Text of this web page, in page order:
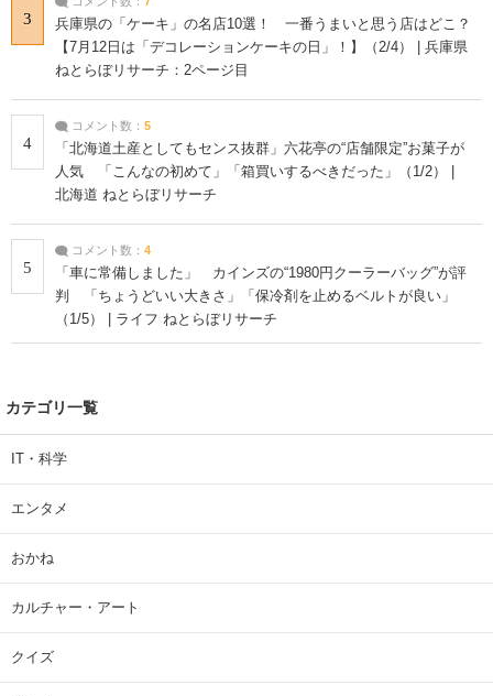
3
兵庫県の「ケーキ」の名店10選！ 一番うまいと思う店はどこ？
【7月12日は「デコレーションケーキの日」！】（2/4） | 兵庫県
ねとらぼリサーチ：2ページ目
4
コメント数： 5
「北海道土産としてもセンス抜群」六花亭の“店舗限定”お菓子が
人気 「こんなの初めて」「箱買いするべきだった」（1/2） |
北海道 ねとらぼリサーチ
5
コメント数： 4
「車に常備しました」 カインズの“1980円クーラーバッグ”が評
判 「ちょうどいい大きさ」「保冷剤を止めるベルトが良い」
（1/5） | ライフ ねとらぼリサーチ
カテゴリ一覧
IT・科学
エンタメ
おかね
カルチャー・アート
クイズ